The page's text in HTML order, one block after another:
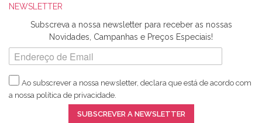
Harita a minha encomenda já chegou. :) Muito obrigada pela
rapidez no envio, pela qualidade dos materiais que me
enviaste e pela simpatia de sempre. :)
Catarina Amaro
NEWSLETTER
Subscreva a nossa newsletter para receber as nossas
Novidades, Campanhas e Preços Especiais!
Ao subscrever a nossa newsletter, declara que está de acordo com
a nossa política de privacidade.
SUBSCREVER A NEWSLETTER